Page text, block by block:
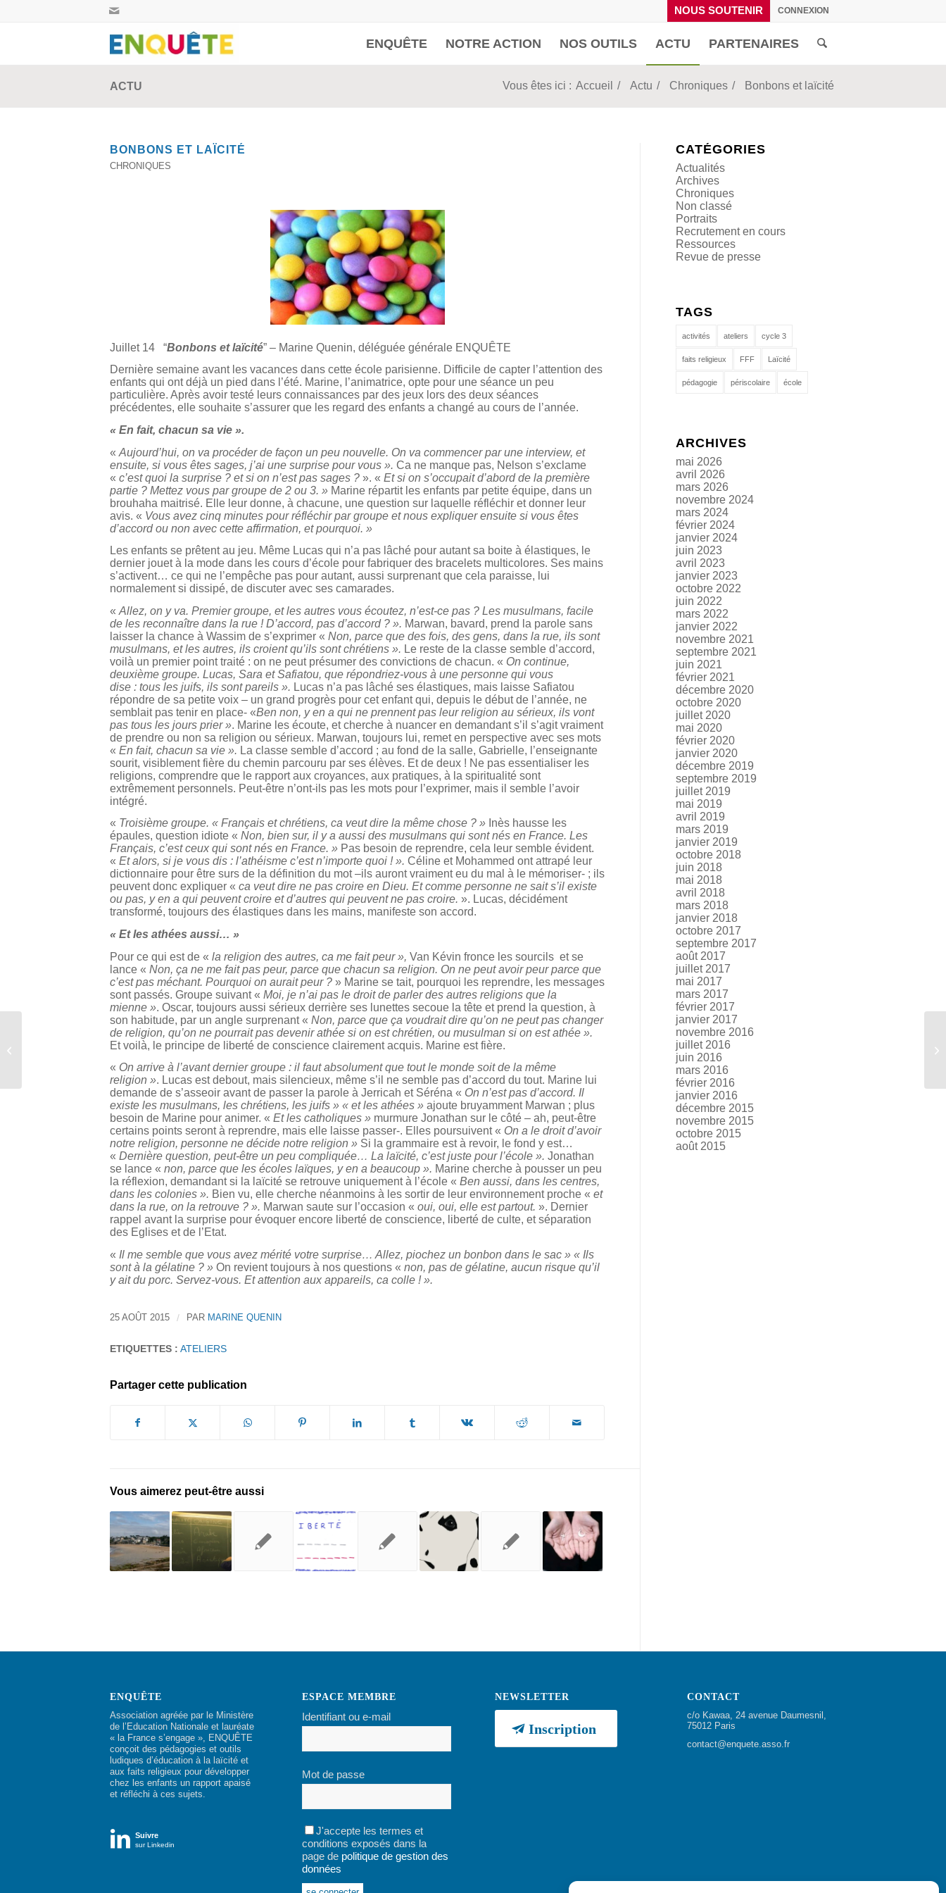
NOUS SOUTENIR CONNEXION
ENQUÊTE NOTRE ACTION NOS OUTILS ACTU PARTENAIRES
ACTU Vous êtes ici : Accueil / Actu / Chroniques / Bonbons et laïcité
BONBONS ET LAÏCITÉ
CHRONIQUES
Juillet 14 “Bonbons et laïcité” – Marine Quenin, déléguée générale ENQUÊTE
Dernière semaine avant les vacances dans cette école parisienne. Difficile de capter l’attention des
enfants qui ont déjà un pied dans l’été. Marine, l’animatrice, opte pour une séance un peu
particulière. Après avoir testé leurs connaissances par des jeux lors des deux séances
précédentes, elle souhaite s’assurer que les regard des enfants a changé au cours de l’année.
« En fait, chacun sa vie ».
« Aujourd’hui, on va procéder de façon un peu nouvelle. On va commencer par une interview, et
ensuite, si vous êtes sages, j’ai une surprise pour vous ». Ca ne manque pas, Nelson s’exclame
« c’est quoi la surprise ? et si on n’est pas sages ? ». « Et si on s’occupait d’abord de la première
partie ? Mettez vous par groupe de 2 ou 3. » Marine répartit les enfants par petite équipe, dans un
brouhaha maitrisé. Elle leur donne, à chacune, une question sur laquelle réfléchir et donner leur
avis. « Vous avez cinq minutes pour réfléchir par groupe et nous expliquer ensuite si vous êtes
d’accord ou non avec cette affirmation, et pourquoi. »
Les enfants se prêtent au jeu. Même Lucas qui n’a pas lâché pour autant sa boite à élastiques, le
dernier jouet à la mode dans les cours d’école pour fabriquer des bracelets multicolores. Ses mains
s’activent… ce qui ne l’empêche pas pour autant, aussi surprenant que cela paraisse, lui
normalement si dissipé, de discuter avec ses camarades.
« Allez, on y va. Premier groupe, et les autres vous écoutez, n’est-ce pas ? Les musulmans, facile
de les reconnaître dans la rue ! D’accord, pas d’accord ? ». Marwan, bavard, prend la parole sans
laisser la chance à Wassim de s’exprimer « Non, parce que des fois, des gens, dans la rue, ils sont
musulmans, et les autres, ils croient qu’ils sont chrétiens ». Le reste de la classe semble d’accord,
voilà un premier point traité : on ne peut présumer des convictions de chacun. « On continue,
deuxième groupe. Lucas, Sara et Safiatou, que répondriez-vous à une personne qui vous
dise : tous les juifs, ils sont pareils ». Lucas n’a pas lâché ses élastiques, mais laisse Safiatou
répondre de sa petite voix – un grand progrès pour cet enfant qui, depuis le début de l’année, ne
semblait pas tenir en place- «Ben non, y en a qui ne prennent pas leur religion au sérieux, ils vont
pas tous les jours prier ». Marine les écoute, et cherche à nuancer en demandant s’il s’agit vraiment
de prendre ou non sa religion ou sérieux. Marwan, toujours lui, remet en perspective avec ses mots
« En fait, chacun sa vie ». La classe semble d’accord ; au fond de la salle, Gabrielle, l’enseignante
sourit, visiblement fière du chemin parcouru par ses élèves. Et de deux ! Ne pas essentialiser les
religions, comprendre que le rapport aux croyances, aux pratiques, à la spiritualité sont
extrêmement personnels. Peut-être n’ont-ils pas les mots pour l’exprimer, mais il semble l’avoir
intégré.
« Troisième groupe. « Français et chrétiens, ca veut dire la même chose ? » Inès hausse les
épaules, question idiote « Non, bien sur, il y a aussi des musulmans qui sont nés en France. Les
Français, c’est ceux qui sont nés en France. » Pas besoin de reprendre, cela leur semble évident.
« Et alors, si je vous dis : l’athéisme c’est n’importe quoi ! ». Céline et Mohammed ont attrapé leur
dictionnaire pour être surs de la définition du mot –ils auront vraiment eu du mal à le mémoriser- ; ils
peuvent donc expliquer « ca veut dire ne pas croire en Dieu. Et comme personne ne sait s’il existe
ou pas, y en a qui peuvent croire et d’autres qui peuvent ne pas croire. ». Lucas, décidément
transformé, toujours des élastiques dans les mains, manifeste son accord.
« Et les athées aussi… »
Pour ce qui est de « la religion des autres, ca me fait peur », Van Kévin fronce les sourcils et se
lance « Non, ça ne me fait pas peur, parce que chacun sa religion. On ne peut avoir peur parce que
c’est pas méchant. Pourquoi on aurait peur ? » Marine se tait, pourquoi les reprendre, les messages
sont passés. Groupe suivant « Moi, je n’ai pas le droit de parler des autres religions que la
mienne ». Oscar, toujours aussi sérieux derrière ses lunettes secoue la tête et prend la question, à
son habitude, par un angle surprenant « Non, parce que ça voudrait dire qu’on ne peut pas changer
de religion, qu’on ne pourrait pas devenir athée si on est chrétien, ou musulman si on est athée ».
Et voilà, le principe de liberté de conscience clairement acquis. Marine est fière.
« On arrive à l’avant dernier groupe : il faut absolument que tout le monde soit de la même
religion ». Lucas est debout, mais silencieux, même s’il ne semble pas d’accord du tout. Marine lui
demande de s’asseoir avant de passer la parole à Jerricah et Séréna « On n’est pas d’accord. Il
existe les musulmans, les chrétiens, les juifs » « et les athées » ajoute bruyamment Marwan ; plus
besoin de Marine pour animer. « Et les catholiques » murmure Jonathan sur le côté – ah, peut-être
certains points seront à reprendre, mais elle laisse passer-. Elles poursuivent « On a le droit d’avoir
notre religion, personne ne décide notre religion » Si la grammaire est à revoir, le fond y est…
« Dernière question, peut-être un peu compliquée… La laïcité, c’est juste pour l’école ». Jonathan
se lance « non, parce que les écoles laïques, y en a beaucoup ». Marine cherche à pousser un peu
la réflexion, demandant si la laïcité se retrouve uniquement à l’école « Ben aussi, dans les centres,
dans les colonies ». Bien vu, elle cherche néanmoins à les sortir de leur environnement proche « et
dans la rue, on la retrouve ? ». Marwan saute sur l’occasion « oui, oui, elle est partout. ». Dernier
rappel avant la surprise pour évoquer encore liberté de conscience, liberté de culte, et séparation
des Eglises et de l’Etat.
« Il me semble que vous avez mérité votre surprise… Allez, piochez un bonbon dans le sac » « Ils
sont à la gélatine ? » On revient toujours à nos questions « non, pas de gélatine, aucun risque qu’il
y ait du porc. Servez-vous. Et attention aux appareils, ca colle ! ».
25 AOÛT 2015 / PAR MARINE QUENIN
ETIQUETTES : ATELIERS
Partager cette publication
Vous aimerez peut-être aussi
CATÉGORIES
Actualités
Archives
Chroniques
Non classé
Portraits
Recrutement en cours
Ressources
Revue de presse
TAGS
activités ateliers cycle 3
faits religieux FFF Laïcité
pédagogie périscolaire école
ARCHIVES
mai 2026
avril 2026
mars 2026
novembre 2024
mars 2024
février 2024
janvier 2024
juin 2023
avril 2023
janvier 2023
octobre 2022
juin 2022
mars 2022
janvier 2022
novembre 2021
septembre 2021
juin 2021
février 2021
décembre 2020
octobre 2020
juillet 2020
mai 2020
février 2020
janvier 2020
décembre 2019
septembre 2019
juillet 2019
mai 2019
avril 2019
mars 2019
janvier 2019
octobre 2018
juin 2018
mai 2018
avril 2018
mars 2018
janvier 2018
octobre 2017
septembre 2017
août 2017
juillet 2017
mai 2017
mars 2017
février 2017
janvier 2017
novembre 2016
juillet 2016
juin 2016
mars 2016
février 2016
janvier 2016
décembre 2015
novembre 2015
octobre 2015
août 2015
ENQUÊTE
Association agréée par le Ministère
de l’Education Nationale et lauréate
« la France s’engage », ENQUÊTE
conçoit des pédagogies et outils
ludiques d’éducation à la laïcité et
aux faits religieux pour développer
chez les enfants un rapport apaisé
et réfléchi à ces sujets.
 Suivre
sur Linkedin
ESPACE MEMBRE
Identifiant ou e-mail
Mot de passe
J'accepte les termes et
conditions exposés dans la
page de politique de gestion des
données
NEWSLETTER
Inscription
CONTACT
c/o Kawaa, 24 avenue Daumesnil,
75012 Paris
contact@enquete.asso.fr
« Construire un arbre pour mieux